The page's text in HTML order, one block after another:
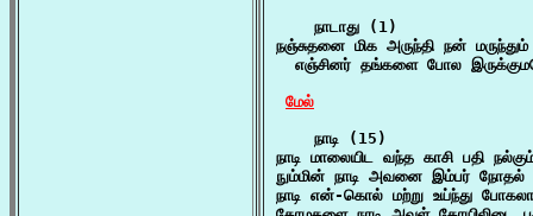
    நாடாது (1)
நஞ்சுதனை மிக அருந்தி நன் மருந்தும்
எஞ்சினர் தங்களை போல
மேல்
    நாடி (15)
நாடி மாலையிட வந்த காசி பதி
நும்மின் நாடி அவனை இம்பர்
நாடி என்-கொல் மற்று உய்ந்து